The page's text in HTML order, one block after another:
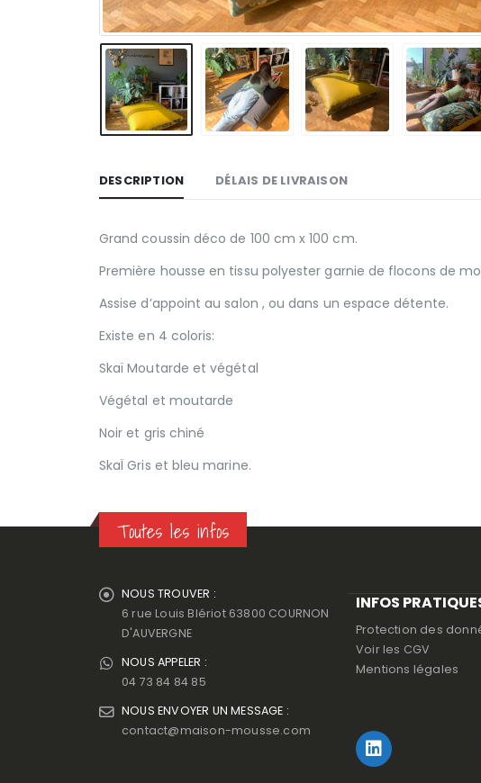
DESCRIPTION DÉLAIS DE LIVRAISON
Grand coussin déco de 100 cm x 100 cm.
Première housse en tissu polyester garnie de flocons de
Assise d’appoint au salon , ou dans un espace détente.
Existe en 4 coloris:
Skaï Moutarde et végétal
Végétal et moutarde
Noir et gris chiné
SkaÏ Gris et bleu marine.
Toutes les infos
NOUS TROUVER :
6 rue Louis Blériot 63800 COURNON
D'AUVERGNE
NOUS APPELER :
04 73 84 84 85
NOUS ENVOYER UN MESSAGE :
contact@maison-mousse.com
INFOS
Protection des
Voir les CGV
Mentions légales